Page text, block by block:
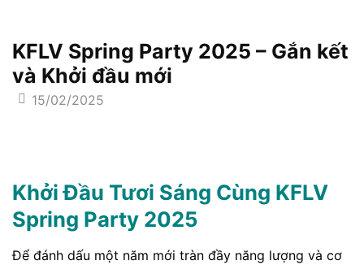
KFLV Spring Party 2025 – Gắn kết
và Khởi đầu mới
15/02/2025
Khởi Đầu Tươi Sáng Cùng KFLV
Spring Party 2025
Để đánh dấu một năm mới tràn đầy năng lượng và cơ